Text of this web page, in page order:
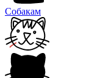
Собакам